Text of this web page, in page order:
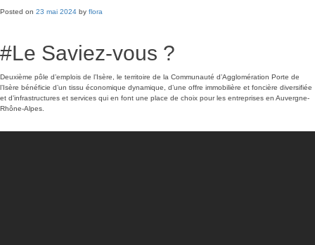
Posted on 23 mai 2024 by flora
#Le Saviez-vous ?
Deuxième pôle d’emplois de l’Isère, le territoire de la Communauté d’Agglomération Porte de
l’Isère bénéficie d’un tissu économique dynamique, d’une offre immobilière et foncière diversifiée
et d’infrastructures et services qui en font une place de choix pour les entreprises en Auvergne-
Rhône-Alpes.